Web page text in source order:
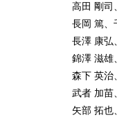
高田 剛司
長岡 篤、
長澤 康弘
錦澤 滋雄
森下 英治
武者 加苗
矢部 拓也